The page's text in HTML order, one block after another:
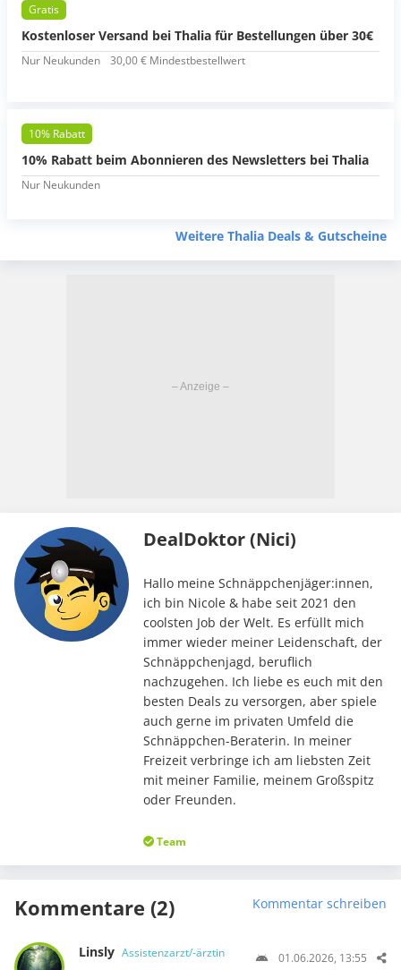
Gratis
Kostenloser Versand bei Thalia für Bestellungen über 30€
Nur Neukunden 30,00 € Mindestbestellwert
10% Rabatt
10% Rabatt beim Abonnieren des Newsletters bei Thalia
Nur Neukunden
Weitere Thalia Deals & Gutscheine
DealDoktor (Nici)
Hallo meine Schnäppchenjäger:innen,
ich bin Nicole & habe seit 2021 den
coolsten Job der Welt. Es erfüllt mich
immer wieder meiner Leidenschaft, der
Schnäppchenjagd, beruflich
nachzugehen. Ich liebe es euch mit den
besten Deals zu versorgen, aber spiele
auch gerne im privaten Umfeld die
Schnäppchen-Beraterin. In meiner
Freizeit verbringe ich am liebsten Zeit
mit meiner Familie, meinem Großspitz
oder Freunden.
Team
Kommentare (2) Kommentar schreiben
Linsly Assistenzarzt/-ärztin 01.06.2026, 13:55